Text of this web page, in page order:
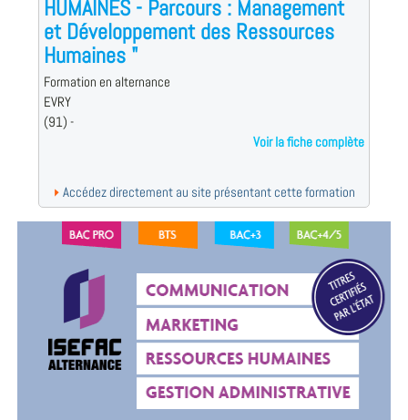
HUMAINES - Parcours : Management
et Développement des Ressources
Humaines "
Formation en alternance
EVRY
(91) -
Voir la fiche complète
Accédez directement au site présentant cette formation